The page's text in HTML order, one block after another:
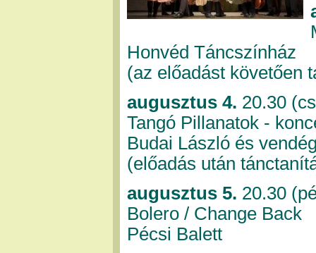
Honvéd Táncszínház
(az előadást követően
augusztus 4. 20.30
Tangó Pillanatok -
Budai László és
(előadás után
augusztus 5. 20.30
Bolero / Change Back
Pécsi Balett